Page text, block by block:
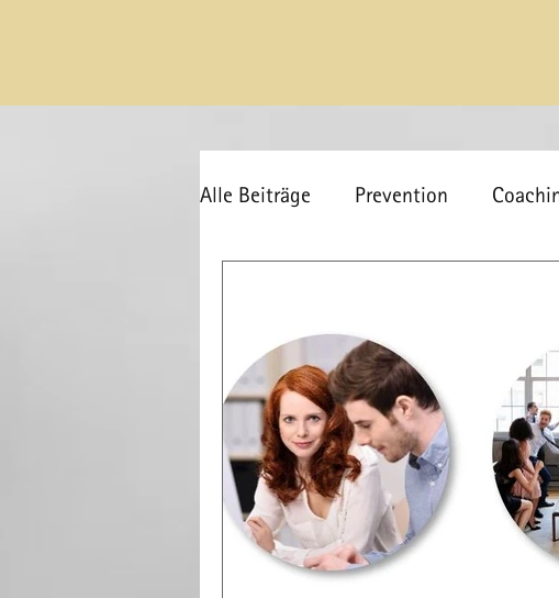
Alle Beiträge Prevention
Mindset Aromatherapie
Gesundheitsberatung
Mentaltherapie